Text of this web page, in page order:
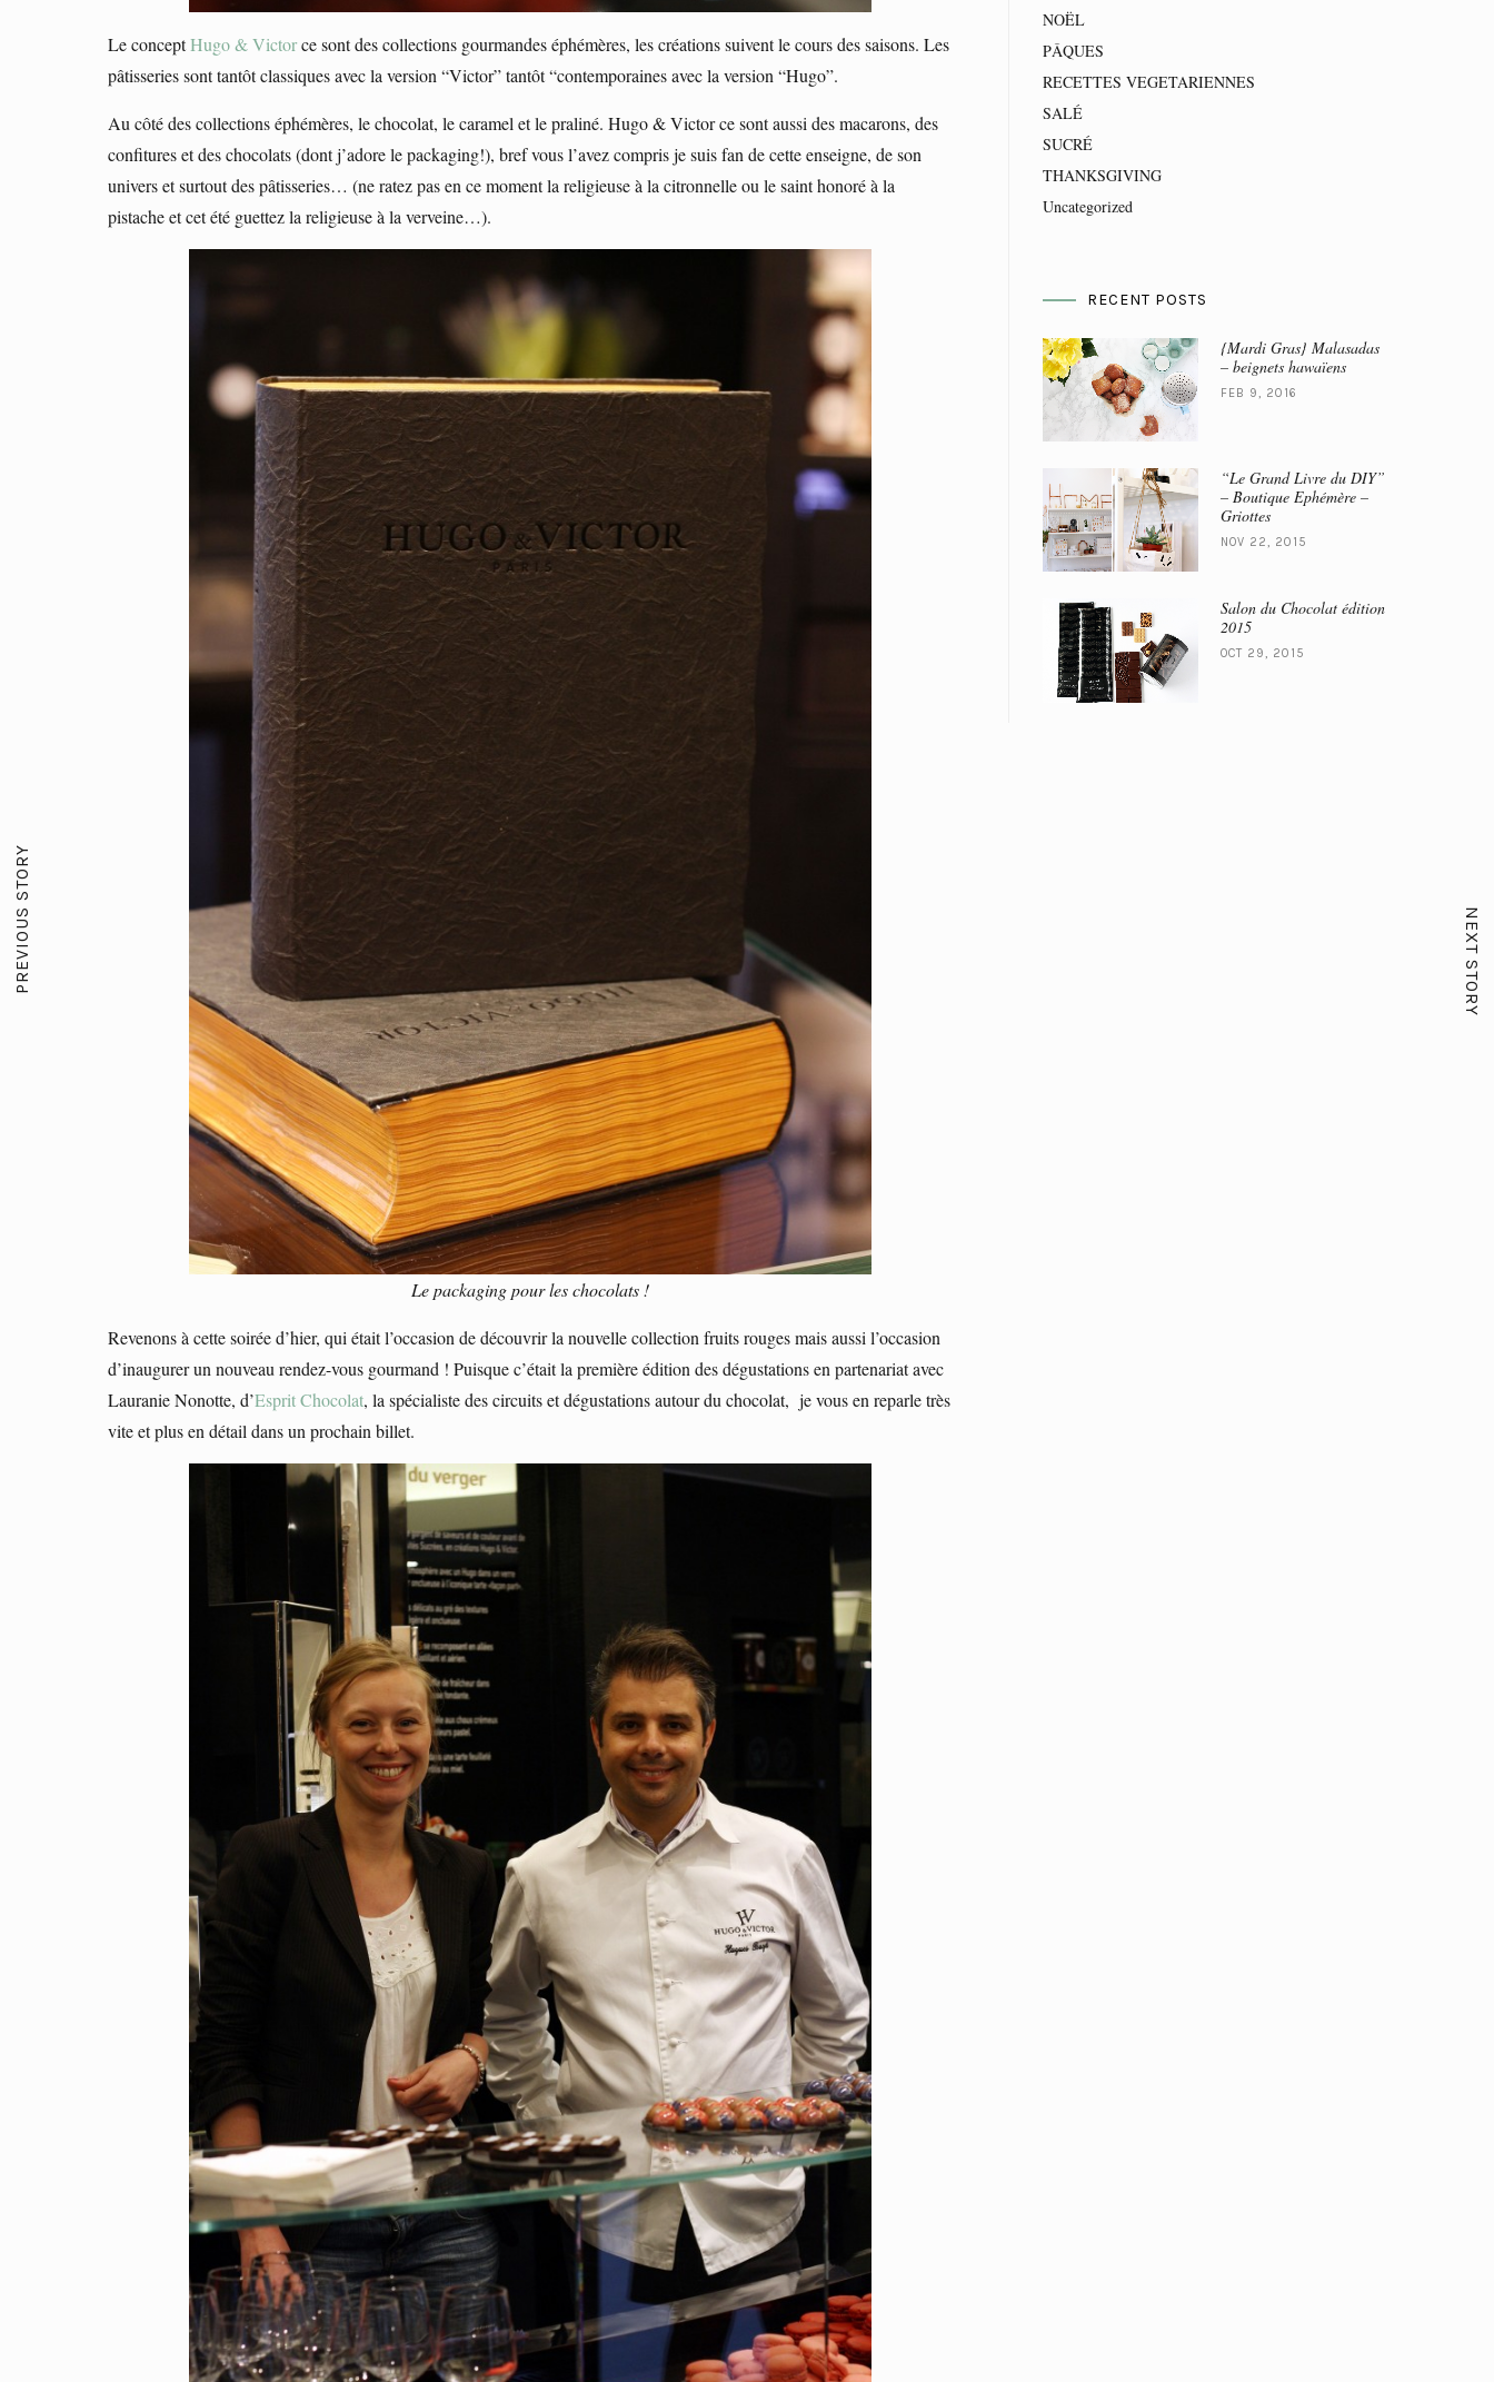
PREVIOUS STORY NEXT STORY
Le conceptHugo & Victorce sont des collections gourmandes éphémères, les créations suivent le cours des saisons. Les
pâtisseries sont tantôt classiques avec la version “Victor” tantôt “contemporaines avec la version “Hugo”.
Au côté des collections éphémères, le chocolat, le caramel et le praliné. Hugo & Victor ce sont aussi des macarons, des
confitures et des chocolats (dont j’adore le packaging!), bref vous l’avez compris je suis fan de cette enseigne, de son
univers et surtout des pâtisseries… (ne ratez pas en ce moment la religieuse à la citronnelle ou le saint honoré à la
pistache et cet été guettez la religieuse à la verveine…).
Le packaging pour les chocolats !
Revenons à cette soirée d’hier, qui était l’occasion de découvrir la nouvelle collection fruits rouges mais aussi l’occasion
d’inaugurer un nouveau rendez-vous gourmand ! Puisque c’était la première édition des dégustations en partenariat avec
Lauranie Nonotte, d’Esprit Chocolat, la spécialiste des circuits et dégustations autour du chocolat, je vous en reparle très
vite et plus en détail dans un prochain billet.
NOËL
PÂQUES
RECETTES VEGETARIENNES
SALÉ
SUCRÉ
THANKSGIVING
Uncategorized
RECENT POSTS
{Mardi Gras} Malasadas
– beignets hawaïens
FEB 9, 2016
“Le Grand Livre du DIY”
– Boutique Ephémère –
Griottes
NOV 22, 2015
Salon du Chocolat édition
2015
OCT 29, 2015